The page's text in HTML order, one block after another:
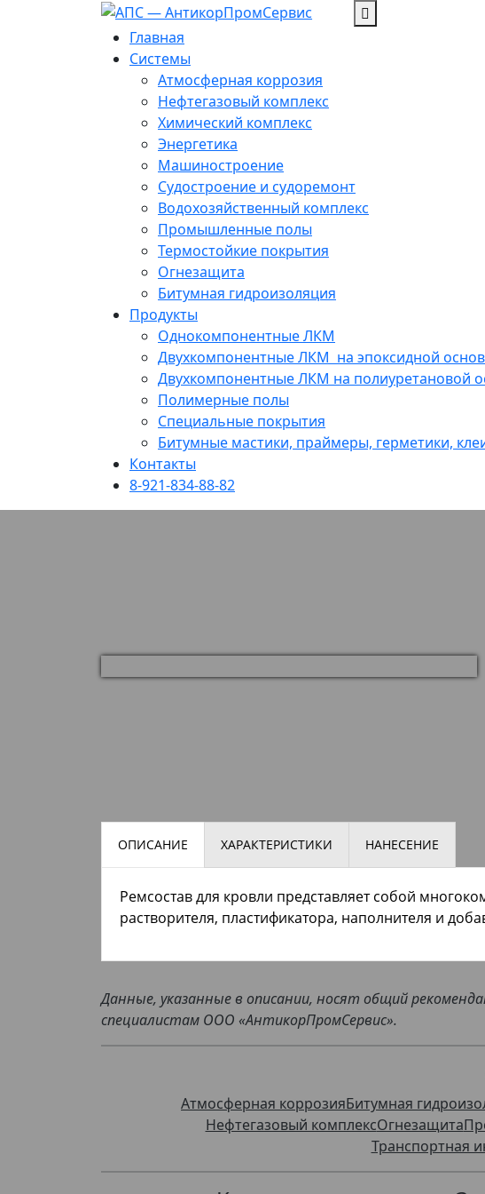
Главная
Системы
Атмосферная коррозия
Нефтегазовый комплекс
Химический комплекс
Энергетика
Машиностроение
Судостроение и судоремонт
Водохозяйственный комплекс
Промышленные полы
Термостойкие покрытия
Огнезащита
Битумная гидроизоляция
Продукты
Однокомпонентные ЛКМ
Двухкомпонентные ЛКМ ­ на эпоксидной
Двухкомпонентные ЛКМ на полиуретановой
Полимерные полы
Специальные покрытия
Битумные мастики, праймеры, герметики,
Контакты
8-921-834-88-82
ОПИСАНИЕ ХАРАКТЕРИСТИКИ НАНЕСЕНИЕ
Ремсостав для кровли представляет собой
растворителя, пластификатора, наполнителя и
Данные, указанные в описании, носят общий
специалистам ООО «АнтикорПромСервис».
Атмосферная коррозияБитумная
Нефтегазовый комплексОгнезащита
Транспортная